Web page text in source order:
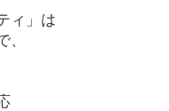
ィ」は
、